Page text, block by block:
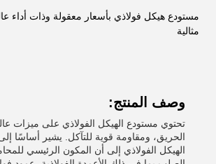
مستودع هيكل فولاذي بأسعار معقولة وذات أداء
مثالية
وصف المنتج:
تحتوي مستودع الهيكل الفولاذي على ميزات
الحريق، ومقاومة قوية للتآكل. يشير أساسًا
الهيكل الفولاذي إلى أن المكون الرئيسي